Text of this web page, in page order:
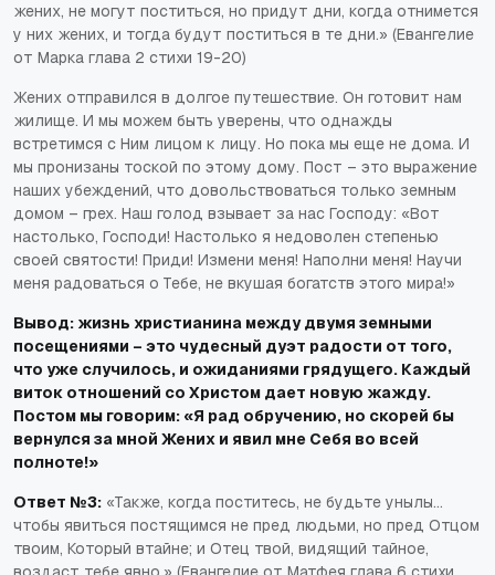
жених, не могут поститься, но придут дни, когда отнимется
у них жених, и тогда будут поститься в те дни.» (Евангелие
от Марка глава 2 стихи 19-20)
Жених отправился в долгое путешествие. Он готовит нам
жилище. И мы можем быть уверены, что однажды
встретимся с Ним лицом к лицу. Но пока мы еще не дома. И
мы пронизаны тоской по этому дому. Пост – это выражение
наших убеждений, что довольствоваться только земным
домом – грех. Наш голод взывает за нас Господу: «Вот
настолько, Господи! Настолько я недоволен степенью
своей святости! Приди! Измени меня! Наполни меня! Научи
меня радоваться о Тебе, не вкушая богатств этого мира!»
Вывод: жизнь христианина между двумя земными
посещениями – это чудесный дуэт радости от того,
что уже случилось, и ожиданиями грядущего. Каждый
виток отношений со Христом дает новую жажду.
Постом мы говорим: «Я рад обручению, но скорей бы
вернулся за мной Жених и явил мне Себя во всей
полноте!»
Ответ №3: «Также, когда поститесь, не будьте унылы…
чтобы явиться постящимся не пред людьми, но пред Отцом
твоим, Который втайне; и Отец твой, видящий тайное,